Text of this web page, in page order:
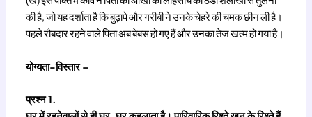
की है, जो यह दर्शाता है कि बुढ़ापे और गरीबी ने उनके चेहरे की चमक छीन ली है।
पहले रौबदार रहने वाले पिता अब बेबस हो गए हैं और उनका तेज खत्म हो गया है।
योग्यता-विस्तार –
प्रश्न 1.